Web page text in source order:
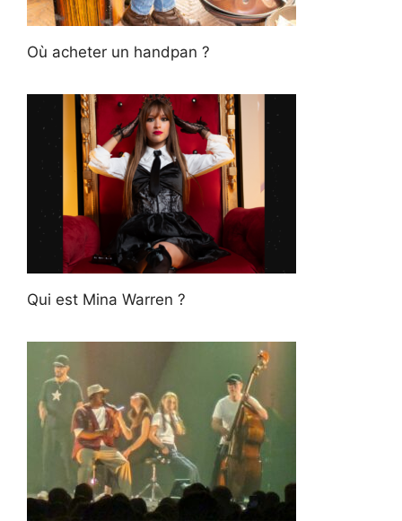
Où acheter un handpan ?
Qui est Mina Warren ?